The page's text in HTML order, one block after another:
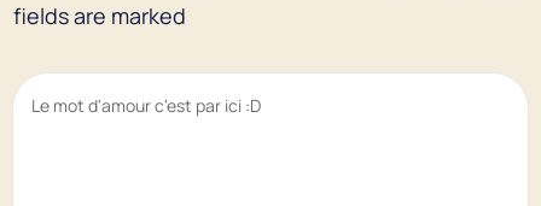
fields are marked